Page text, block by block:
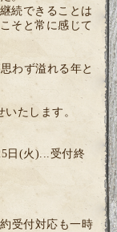
続できることは
そと常に感じて
わず溢れる年と
たします。
日(火)...受付終
受付対応も一時